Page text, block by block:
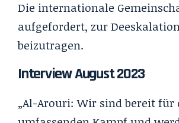
Die internationale
aufgefordert, zur
beizutragen.
Interview August 2023
„Al-Arouri: Wir sind bereit für